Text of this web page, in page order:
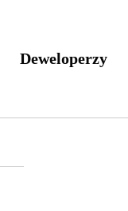
Deweloperzy